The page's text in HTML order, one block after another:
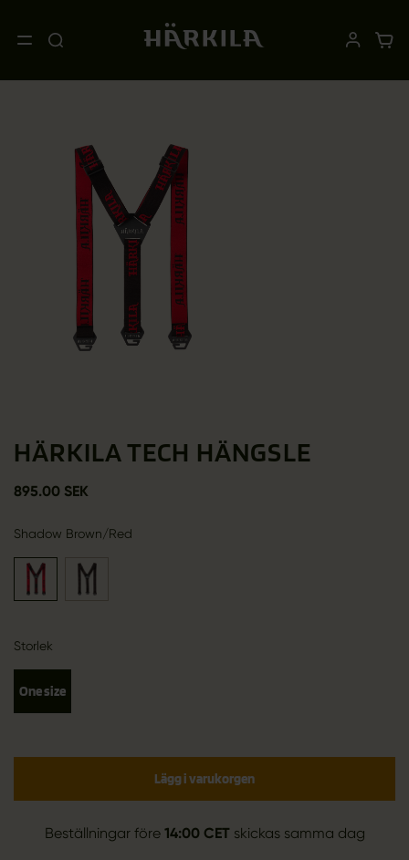
HÄRKILA TECH HÄNGSLE
895.00 SEK
Shadow Brown/Red
Storlek
One size
Lägg i varukorgen
Beställningar före 14:00 CETskickas samma dag